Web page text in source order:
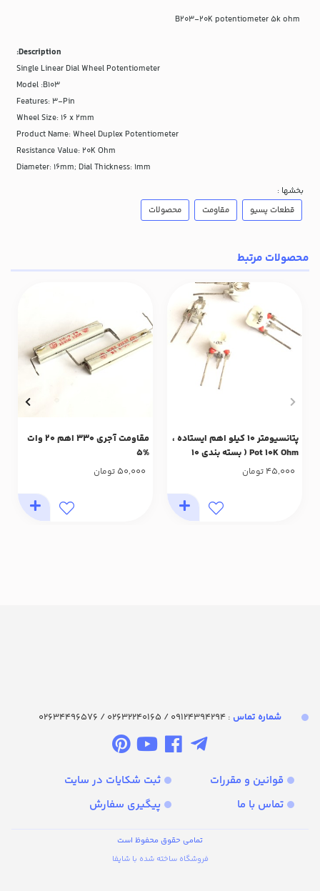
B203-20K potentiometer 5k ohm
Description:
Single Linear Dial Wheel Potentiometer
Model :B103
Features: 3-Pin
Wheel Size: 16 x 2mm
Product Name: Wheel Duplex Potentiometer
Diameter: 16mm; Dial Thickness: 1mm
بخشها :
قطعات پسیو
مقاومت محصولات
محصولات مرتبط
پتانسیومتر 10 کیلو اهم ایستاده ،
Pot 10K Ohm ( بسته بندی 10
عددی)
45,000 تومان
مقاومت آجری 330 اهم 20 وات
%5
50,000 تومان
شماره تماس‌ : 09124394294 / 02632240165 / 02634496576
قوانین و مقررات
ثبت شکایات در سایت
تماس با ما
پیگیری سفارش
تمامی حقوق محفوظ است
فروشگاه ساخته شده با شاپفا